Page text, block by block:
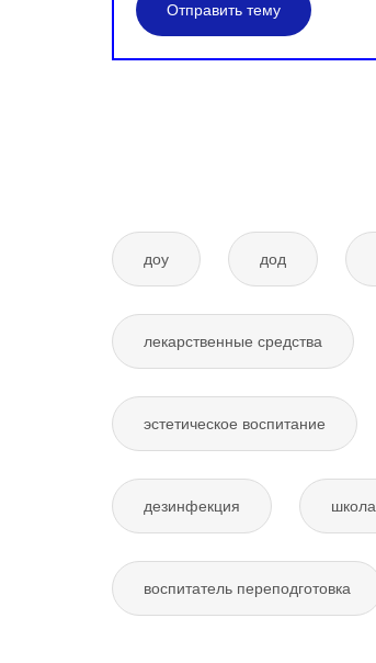
Отправить тему
доу дод
лекарственные средства
эстетическое воспитание
дезинфекция школа
воспитатель переподготовка